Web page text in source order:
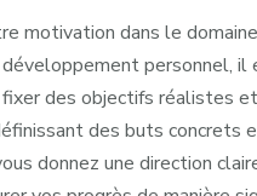
motivation dans le
personnel, il
des objectifs réalistes et
des buts concrets
donnez une direction